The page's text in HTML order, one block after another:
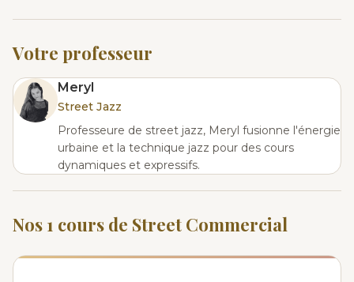
Votre professeur
Meryl
Street Jazz
Professeure de street jazz, Meryl fusionne l'énergie
urbaine et la technique jazz pour des cours
dynamiques et expressifs.
Nos 1 cours de Street Commercial